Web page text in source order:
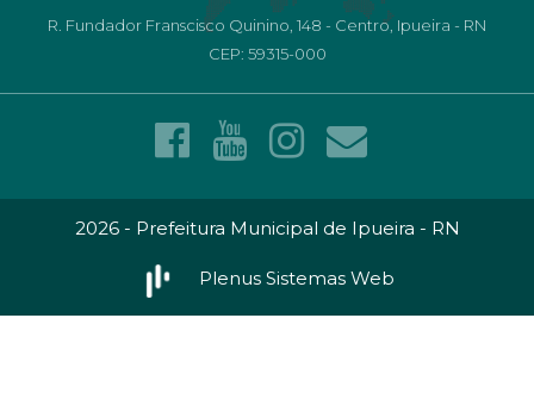
R. Fundador Franscisco Quinino, 148 - Centro, Ipueira - RN
CEP: 59315-000
2026 - Prefeitura Municipal de Ipueira - RN
Plenus Sistemas Web